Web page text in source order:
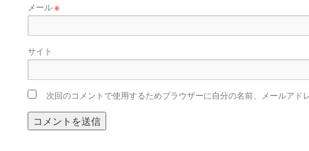
メール※
サイト
次回のコメントで使用するためブラウザーに自分の名前、メールアド